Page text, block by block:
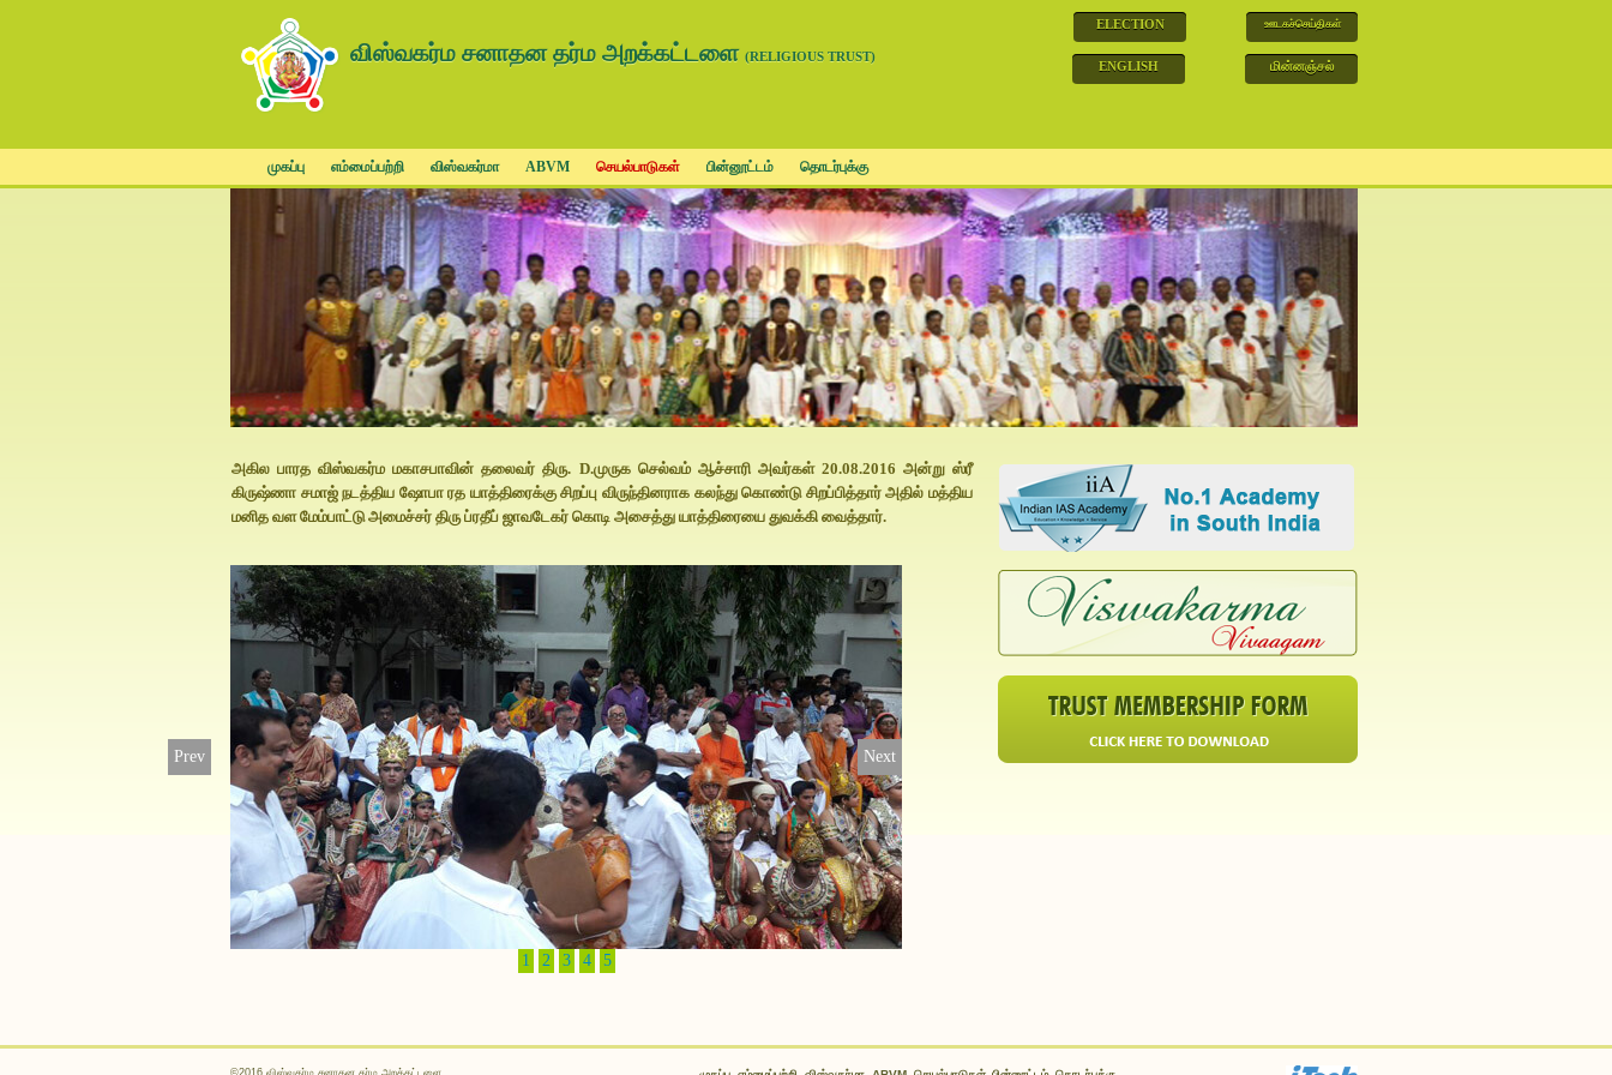
விஸ்வகர்ம சனாதன தர்ம அறக்கட்டளை (RELIGIOUS TRUST)
ஊடகச்செய்திகள்
ELECTION
மின்னஞ்சல்
ENGLISH
முகப்பு எம்மைப்பற்றி விஸ்வகர்மா ABVM செயல்பாடுகள் பின்னூட்டம் தொடர்புக்கு
அகில பாரத விஸ்வகர்ம மகாசபாவின் தலைவர் திரு. D.முருக செல்வம் ஆச்சாரி அவர்கள் 20.08.2016 அன்று ஸ்ரீ
கிருஷ்ணா சமாஜ் நடத்திய ஷோபா ரத யாத்திரைக்கு சிறப்பு விருந்தினராக கலந்து கொண்டு சிறப்பித்தார் அதில் மத்திய
மனித வள மேம்பாட்டு அமைச்சர் திரு ப்ரதீப் ஜாவடேகர் கொடி அசைத்து யாத்திரையை துவக்கி வைத்தார்.
Prev Next
1 2 3 4 5
©2016 விஸ்வகர்ம சனாதன தர்ம அறக்கட்டளை